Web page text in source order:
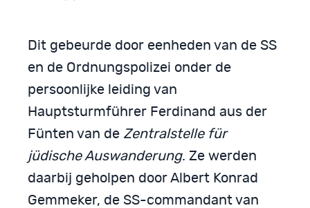
Dit gebeurde door eenheden van de SS
en de Ordnungspolizei onder de
persoonlijke leiding van
Hauptsturmführer Ferdinand aus der
Fünten van de Zentralstelle für
jüdische Auswanderung. Ze werden
daarbij geholpen door Albert Konrad
Gemmeker, de SS-commandant van